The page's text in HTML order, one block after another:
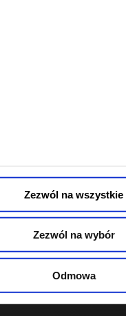
Zezwól na wszystkie
Zezwól na wybór
Odmowa
POLITYKA